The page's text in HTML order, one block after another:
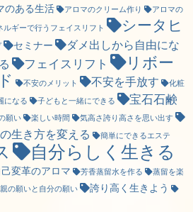
のある生活 アロマのクリーム作り
アロマの
ルギーで行うフェイスリフト
シータヒ
セミナー
ダメ出しから自由にな
フェイスリフト
リボー
不安のメリット 不安を手放す
化粧
になる 子どもと一緒にできる 宝石石鹸
願い 楽しい時間 気高さ誇り高さを思い出す
生き方を変える 簡単にできるエステ
自分らしく生きる
己変革のアロマ 芳香蒸留水を作る
蒸留を楽
親の願いと自分の願い 誇り高く生きよう